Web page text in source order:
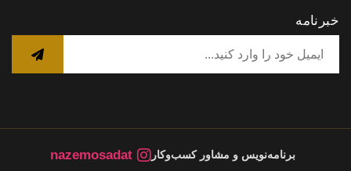
خبرنامه
برنامه‌نویس و مشاور کسب‌وکار nazemosadat